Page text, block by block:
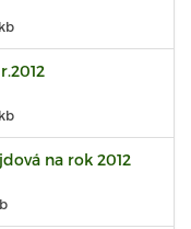
na rok 2012